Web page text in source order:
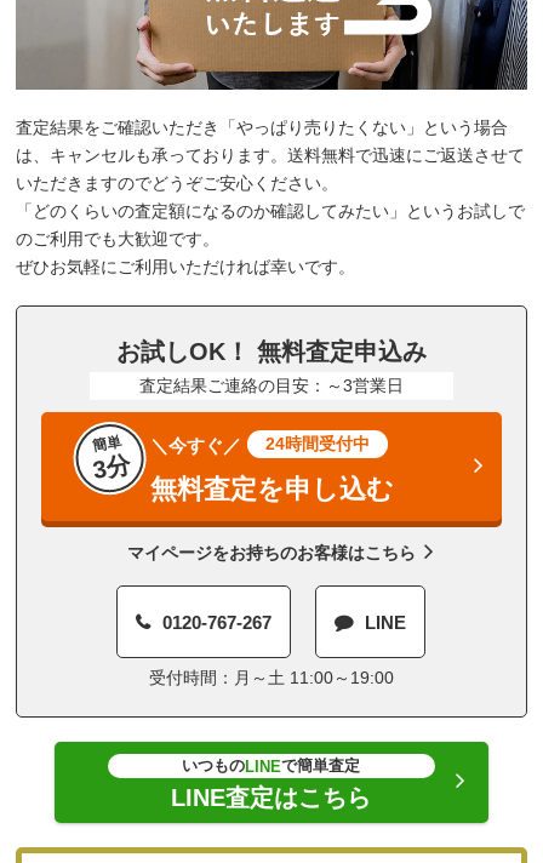
査定結果をご確認いただき「やっぱり売りたくない」という場合
は、キャンセルも承っております。送料無料で迅速にご返送させて
いただきますのでどうぞご安心ください。
「どのくらいの査定額になるのか確認してみたい」というお試しで
のご利用でも大歓迎です。
ぜひお気軽にご利用いただければ幸いです。
お試しOK！ 無料査定申込み
査定結果ご連絡の目安：～3営業日
簡単
3分
＼今すぐ／ 24時間受付中
無料査定を申し込む
マイページをお持ちのお客様はこちら
0120-767-267 LINE
受付時間：月～土 11:00～19:00
いつものLINEで簡単査定
LINE査定はこちら